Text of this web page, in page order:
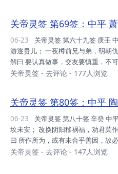
睦，可成大业。 财利：到处青山，
事业：平稳之年，利虽蝇头，亦是
该有之年，调吾身后，必有之也。
鉴，可即允之。 考试...
关帝灵签 第69签：中平
06-23
游逐贵儿； 一夜樽前兄与弟，明朝
解曰 要认真做事，交友要慎重，不
情，要脚踏实地，实事求是。不可
至，君亦红时。 家庭：先修吾身，
财利：此财不 义，害人子弟，取亦
耶，雨又不顺，加之局势，暂忍受
流去矣，先修吾身。 姻...
关帝灵签 - 去评论 - 177人浏览
关帝灵签 第80签：中平
06-23
坟未安； 改换阴阳移祸福，劝君莫
曰 所作所为，或有未合乎善因，故
目前的困厄。 问名与利，宜改图。
关帝灵签 - 去评论 - 147人浏览